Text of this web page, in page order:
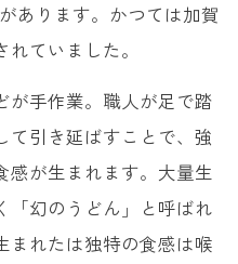
あります。かつては加賀
ていました。
が手作業。職人が足で踏
て引き延ばすことで、強
感が生まれます。大量生
「幻のうどん」と呼ばれ
まれたは独特の食感は喉